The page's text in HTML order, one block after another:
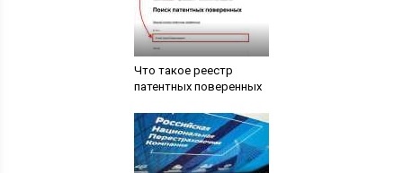
Что такое реестр
патентных поверенных